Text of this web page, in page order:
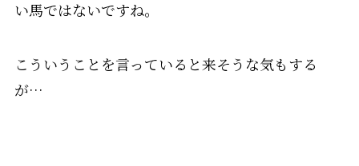
い馬ではないですね。
こういうことを言っていると来そうな気もする
が…